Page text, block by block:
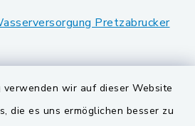
verwenden wir auf dieser Website
die es uns ermöglichen besser zu
Pretzabrucker